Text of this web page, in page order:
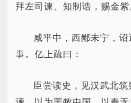
拜左司谏、知制诰，赐金紫
咸平中，西鄙未宁，
事。亿上疏曰：
臣尝读史，见汉武北